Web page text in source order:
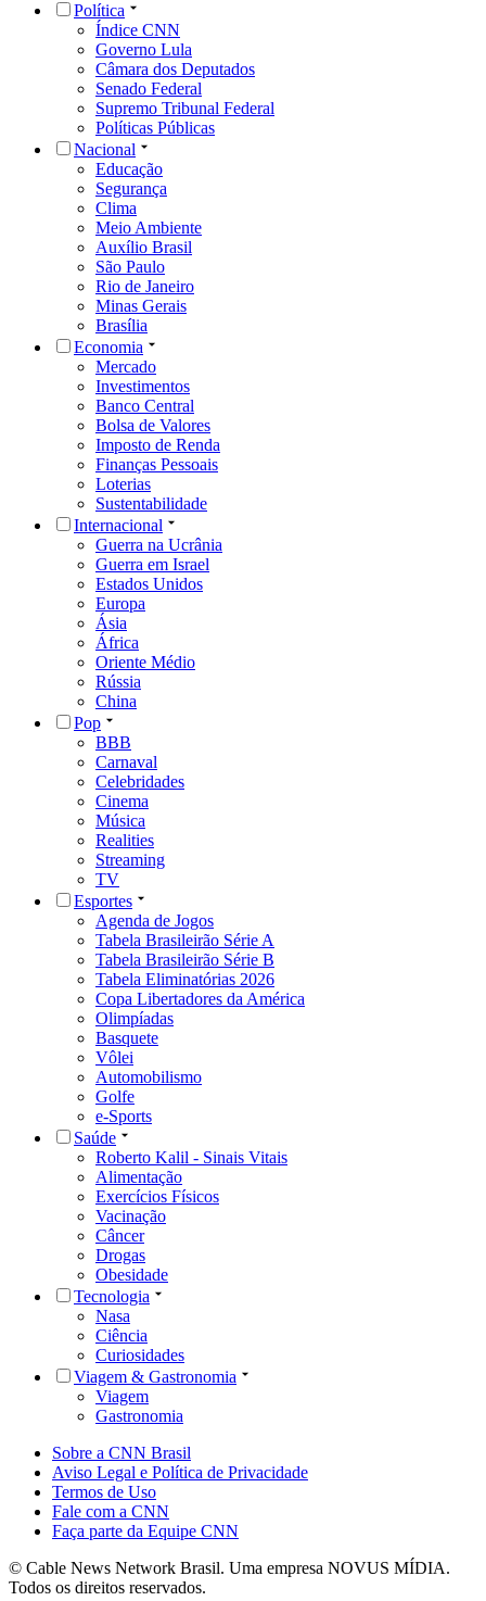
Política
Índice CNN
Governo Lula
Câmara dos Deputados
Senado Federal
Supremo Tribunal Federal
Políticas Públicas
Nacional
Educação
Segurança
Clima
Meio Ambiente
Auxílio Brasil
São Paulo
Rio de Janeiro
Minas Gerais
Brasília
Economia
Mercado
Investimentos
Banco Central
Bolsa de Valores
Imposto de Renda
Finanças Pessoais
Loterias
Sustentabilidade
Internacional
Guerra na Ucrânia
Guerra em Israel
Estados Unidos
Europa
Ásia
África
Oriente Médio
Rússia
China
Pop
BBB
Carnaval
Celebridades
Cinema
Música
Realities
Streaming
TV
Esportes
Agenda de Jogos
Tabela Brasileirão Série A
Tabela Brasileirão Série B
Tabela Eliminatórias 2026
Copa Libertadores da América
Olimpíadas
Basquete
Vôlei
Automobilismo
Golfe
e-Sports
Saúde
Roberto Kalil - Sinais Vitais
Alimentação
Exercícios Físicos
Vacinação
Câncer
Drogas
Obesidade
Tecnologia
Nasa
Ciência
Curiosidades
Viagem & Gastronomia
Viagem
Gastronomia
Sobre a CNN Brasil
Aviso Legal e Política de Privacidade
Termos de Uso
Fale com a CNN
Faça parte da Equipe CNN
© Cable News Network Brasil. Uma empresa NOVUS MÍDIA.
Todos os direitos reservados.